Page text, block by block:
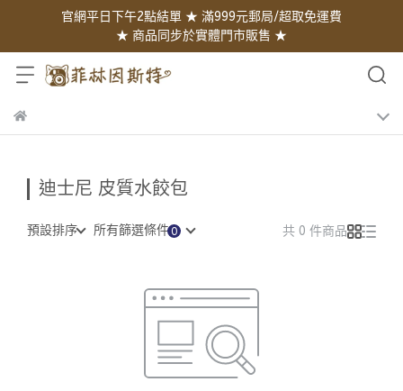
官網平日下午2點結單 ★ 滿999元郵局/超取免運費
★ 商品同步於實體門市販售 ★
迪士尼 皮質水餃包
預設排序 所有篩選條件 共 0 件商品